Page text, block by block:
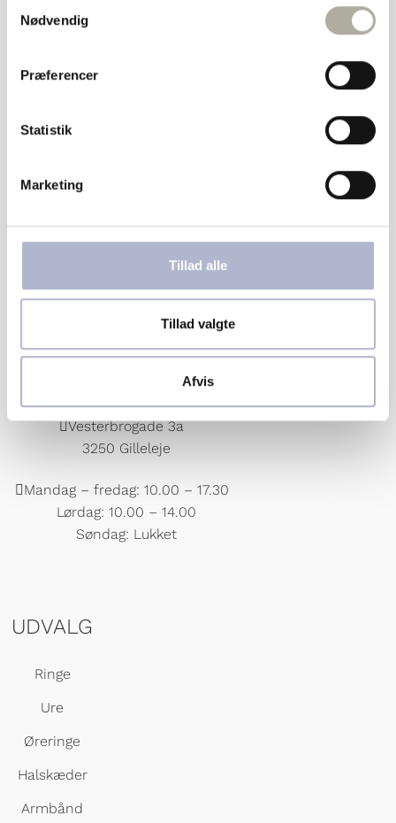
Nødvendig
Præferencer
Statistik
Marketing
Tillad alle
Tillad valgte
Afvis
3450 Allerød
Lørdag: 10.00 – 14.00
GILLELEJE
gilleleje@hermansensmykker.dk
Vesterbrogade 3a
3250 Gilleleje
Mandag – fredag: 10.00 – 17.30
Lørdag: 10.00 – 14.00
Søndag: Lukket
UDVALG
Ringe
Ure
Øreringe
Halskæder
Armbånd